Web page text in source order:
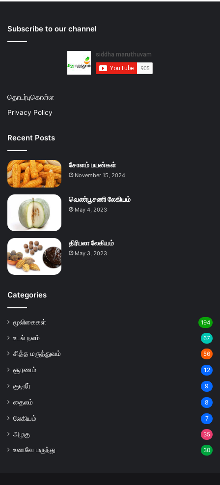
Subscribe to our channel
தொடர்புகொள்ள
Privacy Policy
Recent Posts
சோளம் பயன்கள்
November 15, 2024
வெண்பூசணி லேகியம்
May 4, 2023
திரிபலா லேகியம்
May 3, 2023
Categories
மூலிகைகள் 194
உடல் நலம் 67
சித்த மருத்துவம் 56
சூரணம் 12
குடிநீர் 9
தைலம் 8
லேகியம் 7
அழகு 35
உணவே மருந்து 30